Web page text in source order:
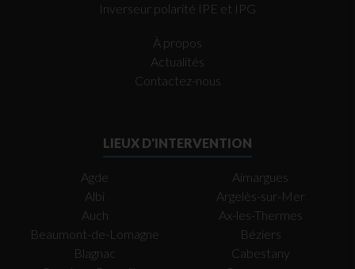
Inverseur polarité IPE et IPG
À propos
Actualités
Contactez-nous
LIEUX D'INTERVENTION
Agde
Aimargues
Albi
Argelès-sur-Mer
Auch
Ax-les-Thermes
Beaumont-de-Lomagne
Béziers
Blagnac
Cabestany